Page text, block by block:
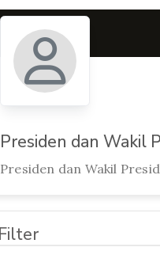
Presiden dan Wakil
Presiden dan Wakil
Filter